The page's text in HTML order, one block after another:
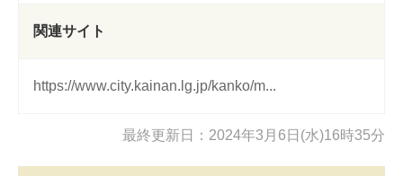
関連サイト
https://www.city.kainan.lg.jp/kanko/m...
最終更新日：2024年3月6日(水)16時35分